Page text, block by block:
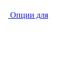
Опции для